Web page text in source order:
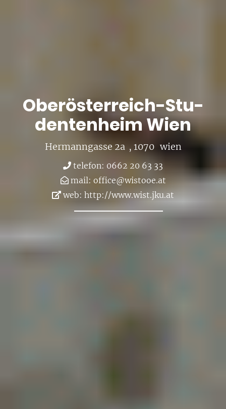
Ober­ös­ter­reich-Stu­
den­ten­heim Wien
Her­mann­gas­se 2a , 1070 wien
te­le­fon: 0662 20 63 33
mail: of­fice@​wistooe.​at
web: http://​www.​wist.​jku.​at